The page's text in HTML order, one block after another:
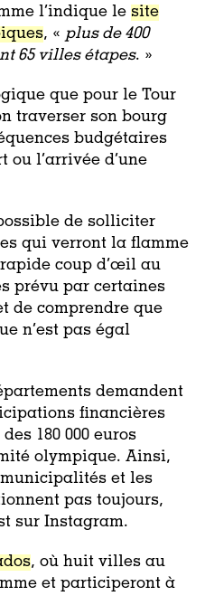
l’indique le site
, « plus de 400
65 villes étapes. »
que pour le Tour
traverser son bourg
budgétaires
ou l’arrivée d’une
de solliciter
qui verront la flamme
coup d’œil au
prévu par certaines
de comprendre que
n’est pas égal
demandent
financières
180 000 euros
olympique. Ainsi,
et les
pas toujours,
sur Instagram.
, où huit villes au
et participeront à